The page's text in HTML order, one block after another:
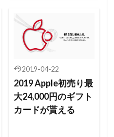
2019-04-22
2019 Apple初売り最
大24,000円のギフト
カードが貰える